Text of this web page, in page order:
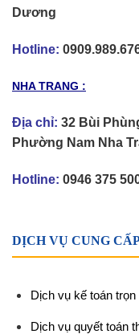
Dương
Hotline:
NHA TRANG :
Địa chỉ: 32 Bùi
Phường Nam Nha
Hotline: 0946 375
DỊCH VỤ CUNG
Dịch vụ kế toán trọn
Dịch vụ quyết toán